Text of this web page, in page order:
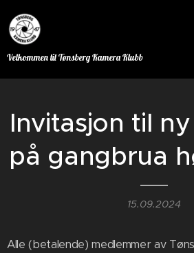
Velkommen til Tønsberg Kamera Klubb
Invitasjon til
på gangbrua
15.09.2024
Alle (betalende) medlemmer av